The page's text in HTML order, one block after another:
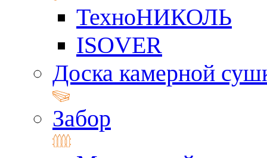
ТехноНИКОЛЬ
ISOVER
Доска камерной
Забор